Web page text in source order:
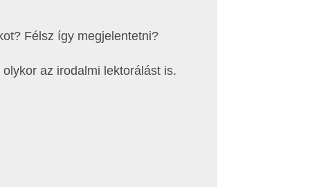
Félsz így megjelentetni?
az irodalmi lektorálást is.